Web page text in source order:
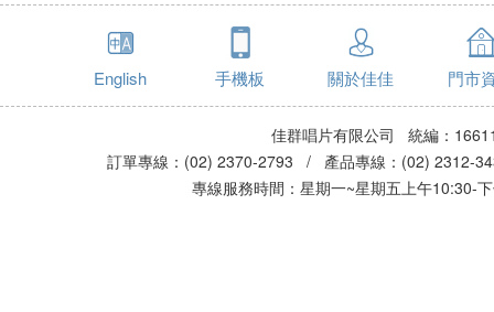
English 手機板 關於佳佳 門市
佳群唱片有限公司 統編：
訂單專線：(02) 2370-2793 / 產品專線：(02)
專線服務時間：星期一~星期五上午10:30-